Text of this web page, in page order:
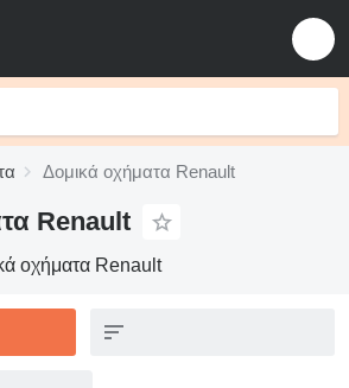
Δομικά οχήματα Renault
Renault
οχήματα Renault